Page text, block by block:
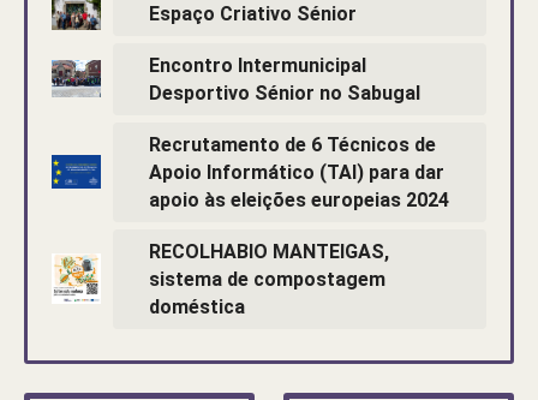
Espaço Criativo Sénior
Encontro Intermunicipal
Desportivo Sénior no Sabugal
Recrutamento de 6 Técnicos de
Apoio Informático (TAI) para dar
apoio às eleições europeias 2024
RECOLHABIO MANTEIGAS,
sistema de compostagem
doméstica